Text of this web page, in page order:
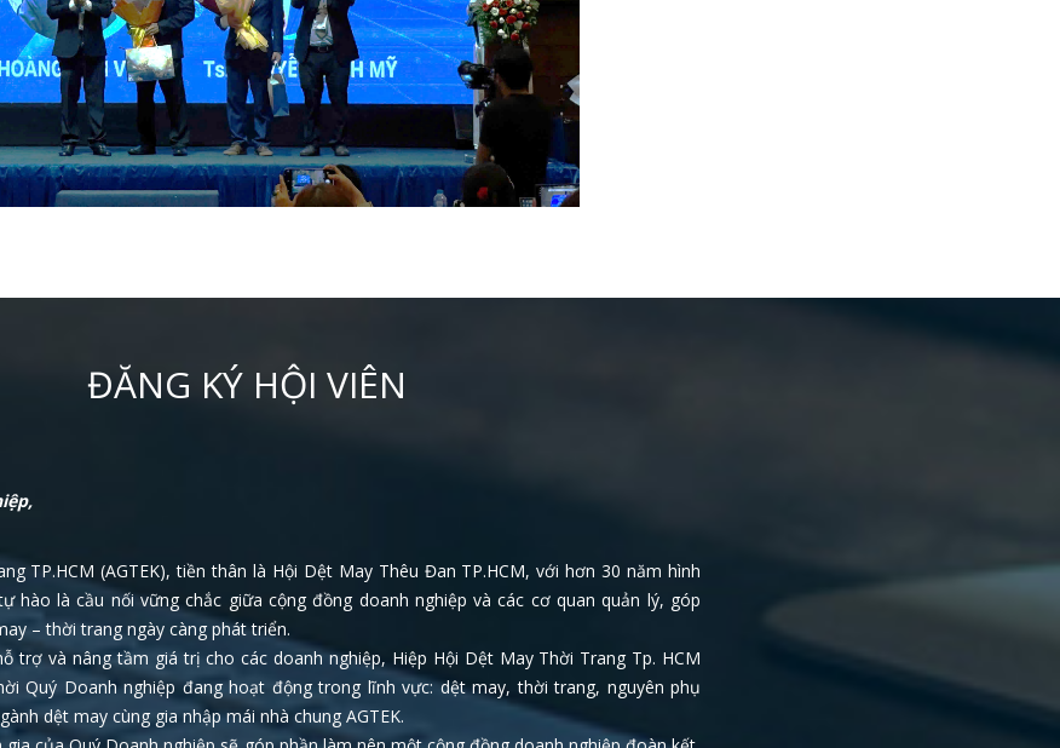
ĐĂNG KÝ HỘI VIÊN
TP.HCM (AGTEK), tiền thân là Hội Dệt May Thêu Đan TP.HCM, với hơn 30 năm hình
hào là cầu nối vững chắc giữa cộng đồng doanh nghiệp và các cơ quan quản lý, góp
– thời trang ngày càng phát triển.
trợ và nâng tầm giá trị cho các doanh nghiệp, Hiệp Hội Dệt May Thời Trang Tp. HCM
Quý Doanh nghiệp đang hoạt động trong lĩnh vực: dệt may, thời trang, nguyên phụ
dệt may cùng gia nhập mái nhà chung AGTEK.